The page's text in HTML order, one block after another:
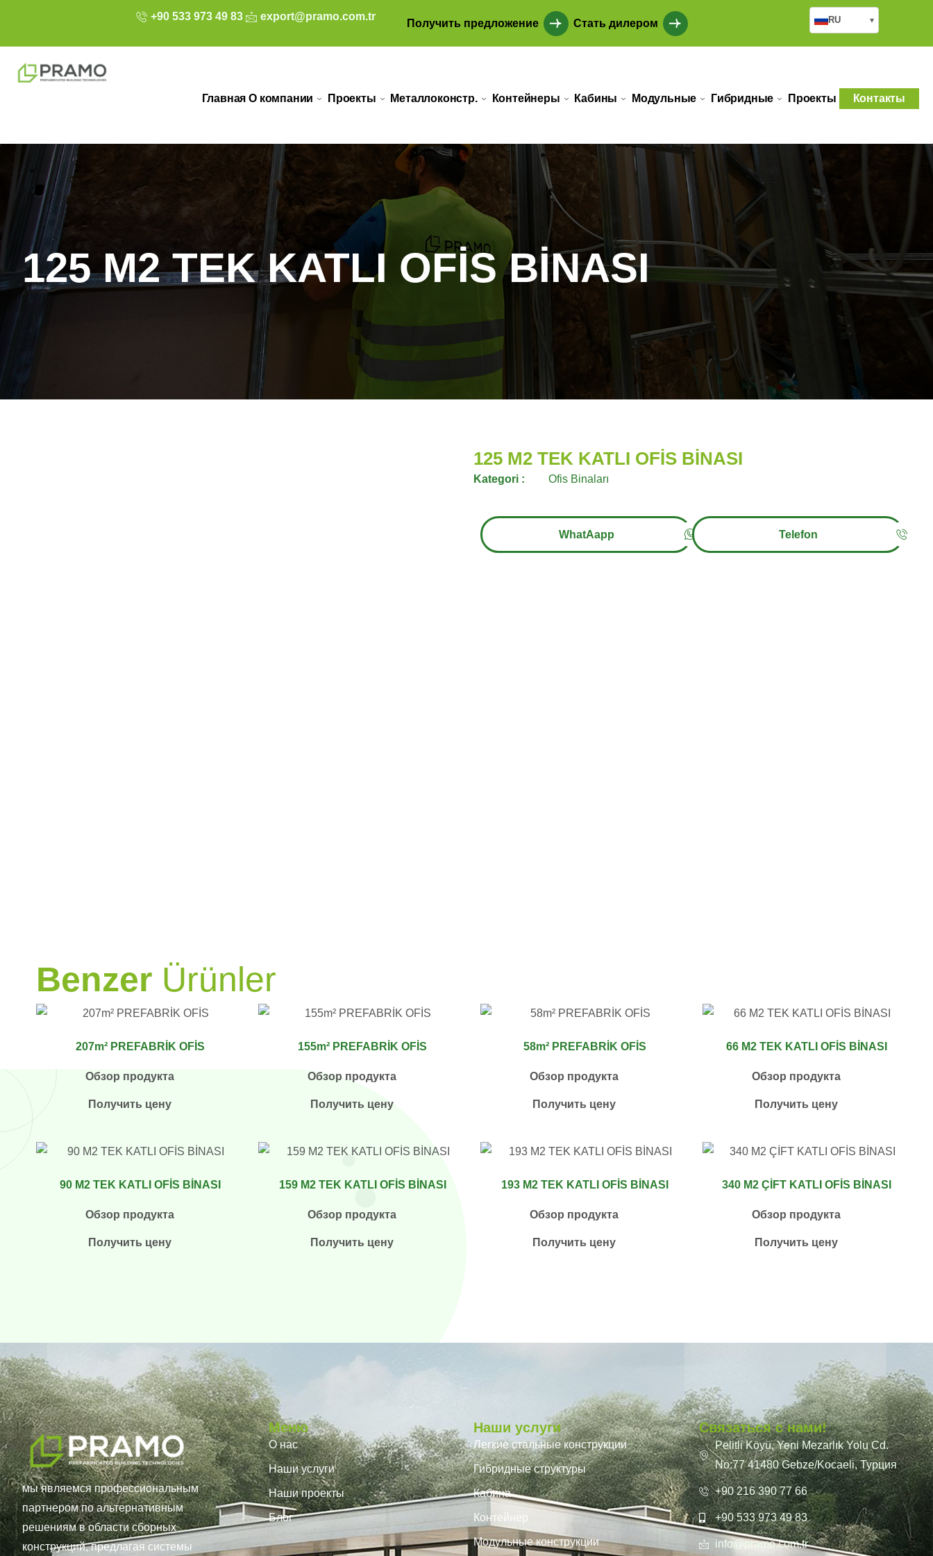
+90 533 973 49 83 export@pramo.com.tr
Получить предложение Стать дилером RU ▾
Главная О компании Проекты Металлоконстр. Контейнеры Кабины Модульные Гибридные Проекты Контакты
125 M2 TEK KATLI OFİS BİNASI
125 M2 TEK KATLI OFİS BİNASI
Kategori : Ofis Binaları
WhatAapp Telefon
PRAMO
Benzer Ürünler
207m² PREFABRİK OFİS
Обзор продукта
Получить цену
155m² PREFABRİK OFİS
Обзор продукта
Получить цену
58m² PREFABRİK OFİS
Обзор продукта
Получить цену
66 M2 TEK KATLI OFİS BİNASI
Обзор продукта
Получить цену
90 M2 TEK KATLI OFİS BİNASI
Обзор продукта
Получить цену
159 M2 TEK KATLI OFİS BİNASI
Обзор продукта
Получить цену
193 M2 TEK KATLI OFİS BİNASI
Обзор продукта
Получить цену
340 M2 ÇİFT KATLI OFİS BİNASI
Обзор продукта
Получить цену
мы являемся профессиональным
партнером по альтернативным
решениям в области сборных
конструкций, предлагая системы
Меню
О нас
Наши услуги
Наши проекты
Блог
Наши услуги
Легкие стальные конструкции
Гибридные структуры
Кабина
Контейнер
Модульные конструкции
Связаться с нами!
Pelitli Köyü, Yeni Mezarlık Yolu Cd.
No:77 41480 Gebze/Kocaeli, Турция
+90 216 390 77 66
+90 533 973 49 83
info@pramo.com.tr